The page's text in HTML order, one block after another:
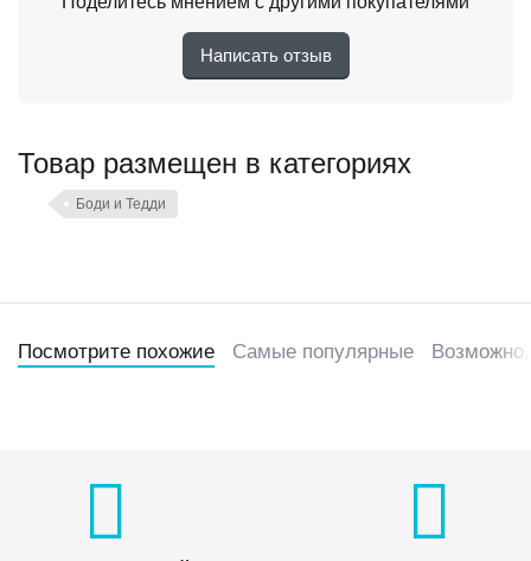
Написать отзыв
Товар размещен в категориях
Боди и Тедди
Посмотрите похожие Самые популярные Возможно,